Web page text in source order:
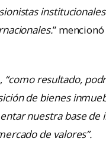
” mencionó
“como resultado,
de bienes
nuestra base
de valores”.